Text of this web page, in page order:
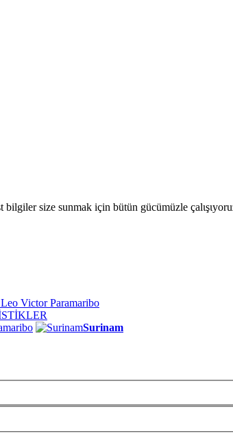
size sunmak için bütün gücümüzle
Victor Paramaribo
Surinam